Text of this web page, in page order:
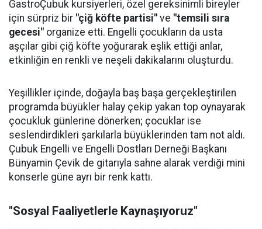
GastroÇubuk kursiyerleri, özel gereksinimli bireyler
için sürpriz bir "çiğ köfte partisi" ve "temsili sıra
gecesi" organize etti. Engelli çocukların da usta
aşçılar gibi çiğ köfte yoğurarak eşlik ettiği anlar,
etkinliğin en renkli ve neşeli dakikalarını oluşturdu.
Yeşillikler içinde, doğayla baş başa gerçekleştirilen
programda büyükler halay çekip yakan top oynayarak
çocukluk günlerine dönerken; çocuklar ise
seslendirdikleri şarkılarla büyüklerinden tam not aldı.
Çubuk Engelli ve Engelli Dostları Derneği Başkanı
Bünyamin Çevik de gitarıyla sahne alarak verdiği mini
konserle güne ayrı bir renk kattı.
"Sosyal Faaliyetlerle Kaynaşıyoruz"